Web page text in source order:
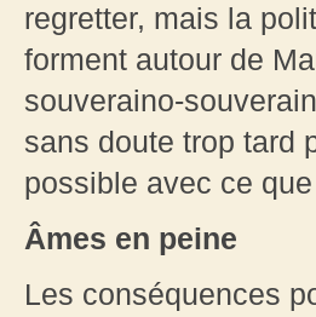
regretter, mais la
forment autour de
souveraino-
sans doute trop tard
possible avec ce
Âmes en peine
Les conséquences